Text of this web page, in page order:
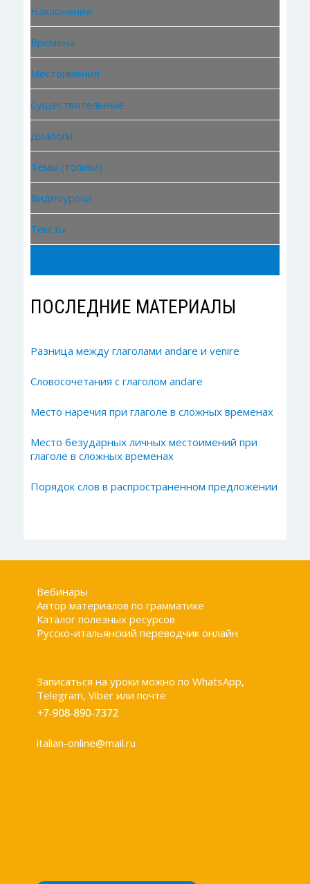
Наклонение
Времена
Местоимения
Существительные
Диалоги
Темы (топики)
Видеоуроки
Тексты
ПОСЛЕДНИЕ МАТЕРИАЛЫ
Разница между глаголами andare и venire
Словосочетания с глаголом andare
Место наречия при глаголе в сложных временах
Место безударных личных местоимений при
глаголе в сложных временах
Порядок слов в распространенном предложении
Вебинары
Автор материалов по грамматике
Каталог полезных ресурсов
Русско-итальянский переводчик онлайн
Записаться на уроки можно по WhatsApp,
Telegram, Viber или почте
italian-online@mail.ru